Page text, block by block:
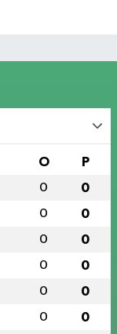
O P
0 0
0 0
0 0
0 0
0 0
0 0